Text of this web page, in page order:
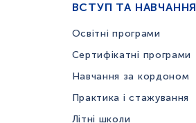
ВСТУП ТА НАВЧАННЯ
Освітні програми
Сертифікатні програми
Навчання за кордоном
Практика і стажування
Літні школи